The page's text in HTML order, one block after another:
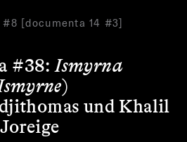
[documenta 14 #3]
#38: Ismyrna
)
und Khalil
Joreige